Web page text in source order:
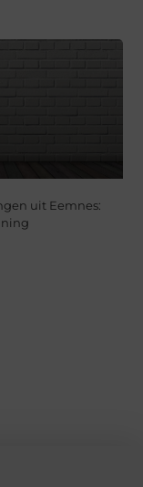
uit Eemnes: